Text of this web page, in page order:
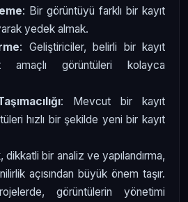
: Bir görüntüyü farklı bir kayıt
yedek almak.
: Geliştiriciler, belirli bir kayıt
amaçlı görüntüleri kolayca
: Mevcut bir kayıt
hızlı bir şekilde yeni bir kayıt
bir analiz ve yapılandırma,
açısından büyük önem taşır.
görüntülerin yönetimi